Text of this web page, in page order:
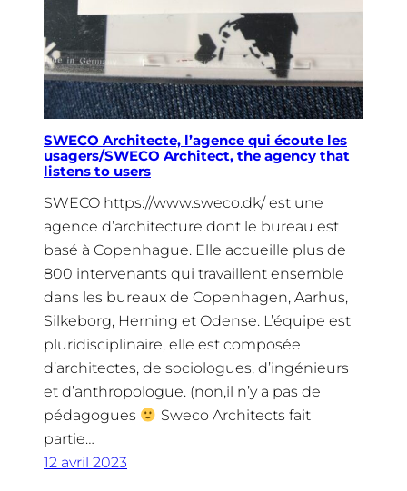
SWECO Architecte, l’agence qui écoute les
usagers/SWECO Architect, the agency that
listens to users
SWECO https://www.sweco.dk/ est une
agence d’architecture dont le bureau est
basé à Copenhague. Elle accueille plus de
800 intervenants qui travaillent ensemble
dans les bureaux de Copenhagen, Aarhus,
Silkeborg, Herning et Odense. L’équipe est
pluridisciplinaire, elle est composée
d’architectes, de sociologues, d’ingénieurs
et d’anthropologue. (non,il n’y a pas de
pédagogues
Sweco Architects fait
partie…
12 avril 2023